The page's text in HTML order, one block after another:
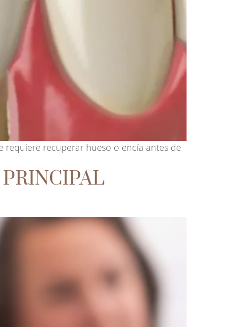
requiere recuperar hueso o encía antes de